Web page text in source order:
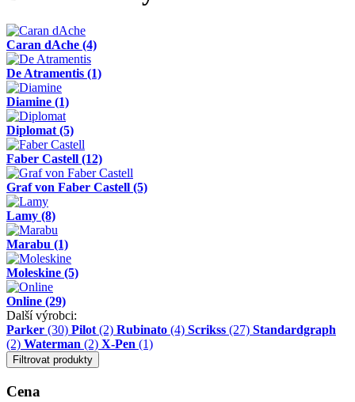
Caran dAche (4)
De Atramentis (1)
Diamine (1)
Diplomat (5)
Faber Castell (12)
Graf von Faber Castell (5)
Lamy (8)
Marabu (1)
Moleskine (5)
Online (29)
Další výrobci:
Parker (30) Pilot (2) Rubinato (4) Scrikss (27) Standardgraph
(2) Waterman (2) X-Pen (1)
Filtrovat produkty
Cena